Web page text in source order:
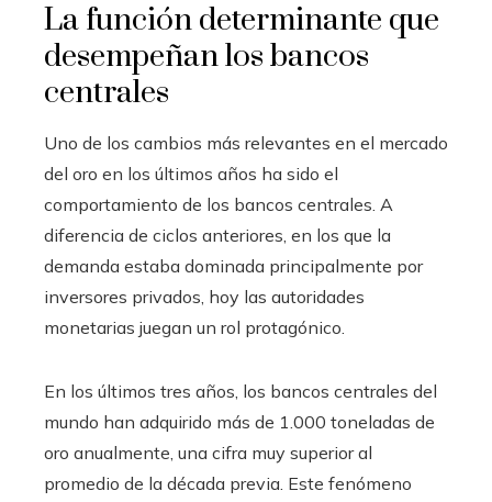
La función determinante que
desempeñan los bancos
centrales
Uno de los cambios más relevantes en el mercado
del oro en los últimos años ha sido el
comportamiento de los bancos centrales. A
diferencia de ciclos anteriores, en los que la
demanda estaba dominada principalmente por
inversores privados, hoy las autoridades
monetarias juegan un rol protagónico.
En los últimos tres años, los bancos centrales del
mundo han adquirido más de 1.000 toneladas de
oro anualmente, una cifra muy superior al
promedio de la década previa. Este fenómeno